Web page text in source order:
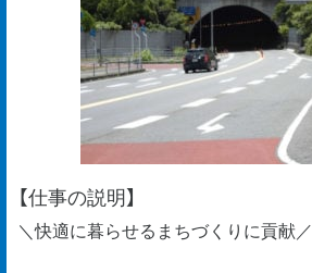
【仕事の説明】
＼快適に暮らせるまちづくりに貢献／